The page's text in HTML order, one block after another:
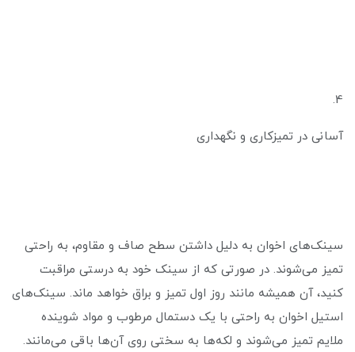
4.
آسانی در تمیزکاری و نگهداری
سینک‌های اخوان به دلیل داشتن سطح صاف و مقاوم، به راحتی
تمیز می‌شوند. در صورتی که از سینک خود به درستی مراقبت
کنید، آن همیشه مانند روز اول تمیز و براق خواهد ماند. سینک‌های
استیل اخوان به راحتی با یک دستمال مرطوب و مواد شوینده
ملایم تمیز می‌شوند و لکه‌ها به سختی روی آن‌ها باقی می‌مانند.